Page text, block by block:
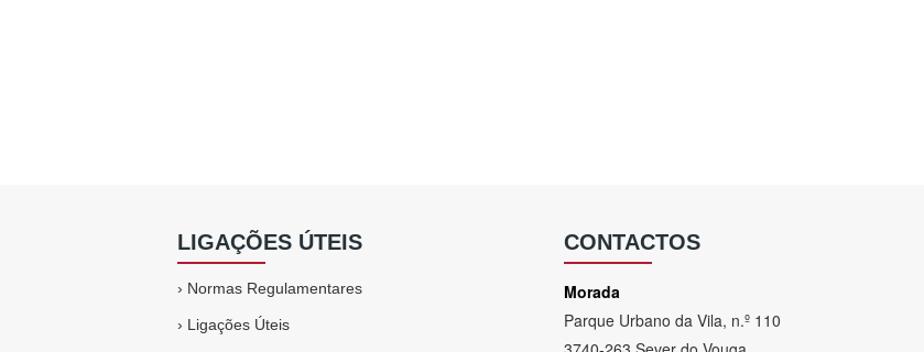
LIGAÇÕES ÚTEIS
› Normas Regulamentares
› Ligações Úteis
CONTACTOS
Morada
Parque Urbano da Vila, n.º 110